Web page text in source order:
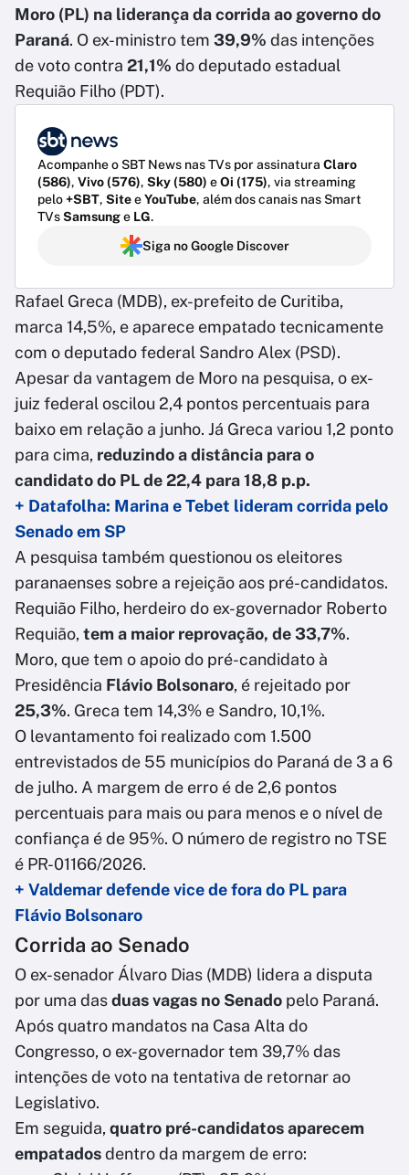
Moro (PL) na liderança da corrida ao governo do
Paraná. O ex-ministro tem 39,9% das intenções
de voto contra 21,1% do deputado estadual
Requião Filho (PDT).
Acompanhe o SBT News nas TVs por assinatura Claro
(586), Vivo (576), Sky (580) eOi (175), via streaming
pelo+SBT, SiteeYouTube, além dos canais nas Smart
TVsSamsunge LG.
Siga no Google Discover
Rafael Greca (MDB), ex-prefeito de Curitiba,
marca 14,5%, e aparece empatado tecnicamente
com o deputado federal Sandro Alex (PSD).
Apesar da vantagem de Moro na pesquisa, o ex-
juiz federal oscilou 2,4 pontos percentuais para
baixo em relação a junho. Já Greca variou 1,2 ponto
para cima, reduzindo a distância para o
candidato do PL de 22,4 para 18,8 p.p.
+ Datafolha: Marina e Tebet lideram corrida pelo
Senado em SP
A pesquisa também questionou os eleitores
paranaenses sobre a rejeição aos pré-candidatos.
Requião Filho, herdeiro do ex-governador Roberto
Requião, tem a maior reprovação, de 33,7%.
Moro, que tem o apoio do pré-candidato à
Presidência Flávio Bolsonaro, é rejeitado por
25,3%. Greca tem 14,3% e Sandro, 10,1%.
O levantamento foi realizado com 1.500
entrevistados de 55 municípios do Paraná de 3 a 6
de julho. A margem de erro é de 2,6 pontos
percentuais para mais ou para menos e o nível de
confiança é de 95%. O número de registro no TSE
é PR-01166/2026.
+ Valdemar defende vice de fora do PL para
Flávio Bolsonaro
Corrida ao Senado
O ex-senador Álvaro Dias (MDB) lidera a disputa
por uma dasduas vagas no Senado pelo Paraná.
Após quatro mandatos na Casa Alta do
Congresso, o ex-governador tem 39,7% das
intenções de voto na tentativa de retornar ao
Legislativo.
Em seguida, quatro pré-candidatos aparecem
empatadosdentro da margem de erro: